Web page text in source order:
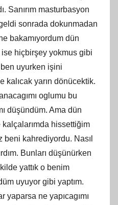
Sanırım masturbasyon
sonrada dokunmadan
bakamıyordum dün
hiçbirşey yokmus gibi
uyurken işini
kalıcak yarın dönücektik.
oglumu bu
düşündüm. Ama dün
hissettiğim
kahrediyordu. Nasıl
Bunları düşünürken
yattık o benim
uyuyor gibi yaptım.
yaparsa ne yapıcagımı